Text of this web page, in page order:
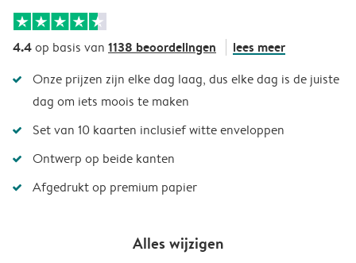
4.4op basis van 1138 beoordelingen lees meer
Onze prijzen zijn elke dag laag, dus elke dag is de juiste
dag om iets moois te maken
Set van 10 kaarten inclusief witte enveloppen
Ontwerp op beide kanten
Afgedrukt op premium papier
Alles wijzigen